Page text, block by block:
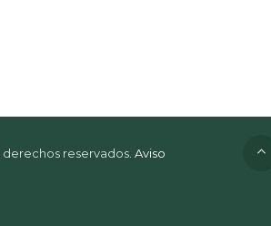
reservados. Aviso